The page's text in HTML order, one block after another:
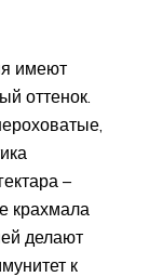
имеют
оттенок.
–
крахмала
делают
к